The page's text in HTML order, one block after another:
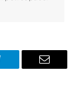
Email